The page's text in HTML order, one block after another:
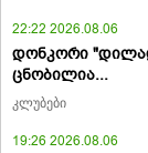
22:22 2026.08.06
დონკორი
ცნობილია...
კლუბები
19:26 2026.08.06